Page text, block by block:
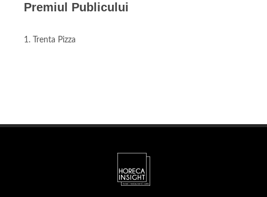
Premiul Publicului
1. Trenta Pizza